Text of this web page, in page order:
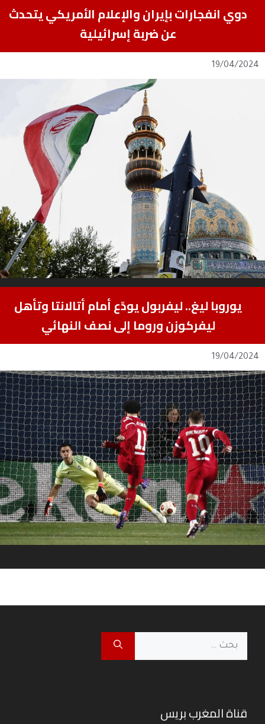
دوي انفجارات بإيران والإعلام الأمريكي يتحدث
عن ضربة إسرائيلية
19/04/2024
يوروبا ليغ.. ليفربول يودّع أمام أتالانتا وتأهل
ليفركوزن وروما إلى نصف النهائي
19/04/2024
البحث
قناة المغرب بريس